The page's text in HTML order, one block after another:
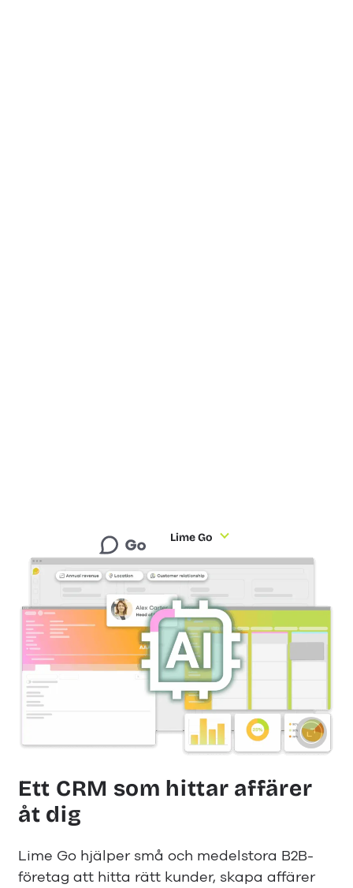
Lime Go
Ett CRM som hittar affärer
åt dig
Lime Go hjälper små och medelstora B2B-
företag att hitta rätt kunder, skapa affärer